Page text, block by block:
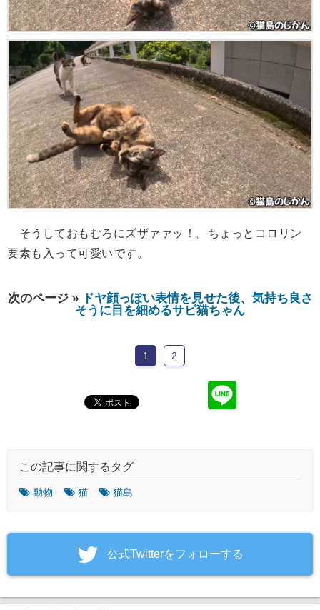
そうしておもむろにズザァァッ！。ちょっとコロリン
要素も入って可愛いです。
次のページ » ドヤ顔っぽい表情を見せた後、気持ち良さ
そうに目を細めるサビ猫ちゃん
1 2
この記事に関するタグ
動物 猫 猫島
‎公式Twitterをフォローする